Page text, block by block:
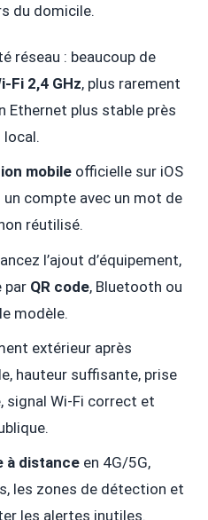
du domicile.
réseau : beaucoup de
Fi 2,4 GHz, plus rarement
Ethernet plus stable près
local.
mobileofficielle sur iOS
compte avec un mot de
réutilisé.
l’ajout d’équipement,
par QR code, Bluetooth ou
modèle.
extérieur après
hauteur suffisante, prise
signal Wi-Fi correct et
à distanceen 4G/5G,
les zones de détection et
les alertes inutiles.